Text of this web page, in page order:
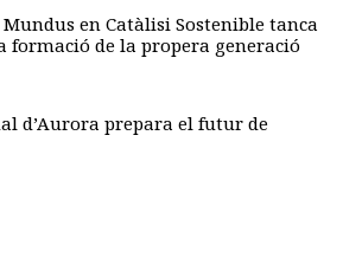
en Catàlisi Sostenible tanca
formació de la propera generació
d’Aurora prepara el futur de